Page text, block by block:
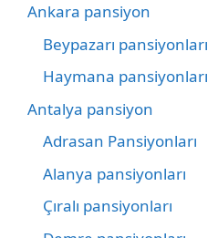
Ankara pansiyon
Beypazarı pansiyonları
Haymana pansiyonları
Antalya pansiyon
Adrasan Pansiyonları
Alanya pansiyonları
Çıralı pansiyonları